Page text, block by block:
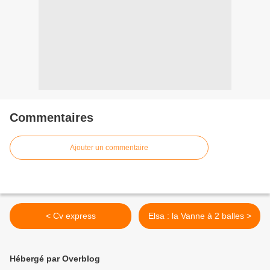
Commentaires
Ajouter un commentaire
< Cv express Elsa : la Vanne à 2 balles >
Hébergé par Overblog